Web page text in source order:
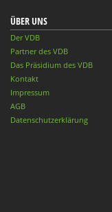
ÜBER UNS
Der VDB
Partner des VDB
Das Präsidium des VDB
Kontakt
Impressum
AGB
Datenschutzerklärung